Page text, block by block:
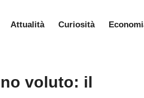
Attualità Curiosità
voluto: il